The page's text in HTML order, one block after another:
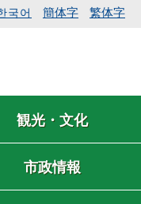
국어 簡体字 繁体字
観光・文化
市政情報